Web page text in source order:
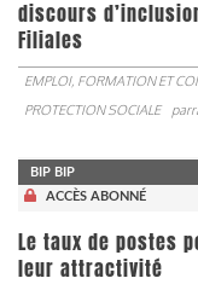
discours
Filiales
EMPLOI, FORMATION ET
PROTECTION SOCIALE
BIP BIP
ACCÈS ABONNÉ
Le taux de postes
leur attractivité